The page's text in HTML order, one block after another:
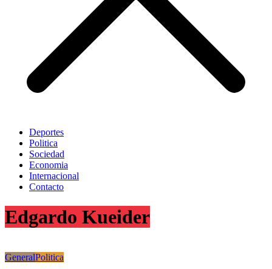
Deportes
Politica
Sociedad
Economia
Internacional
Contacto
Edgardo Kueider
GeneralPolitica